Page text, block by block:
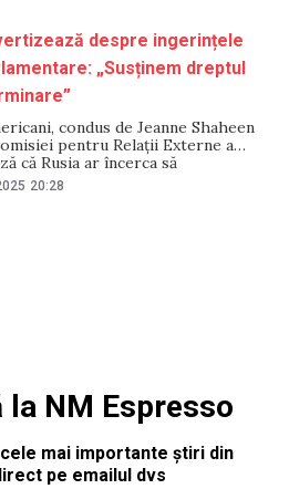
despre ingerințele
„Susținem dreptul
condus de Jeanne Shaheen
pentru Relații Externe a
că Rusia ar încerca să
din Moldova și îndeamnă
pentru a proteja suveranitatea
20:28
NM Espresso
mai importante știri din
pe emailul dvs